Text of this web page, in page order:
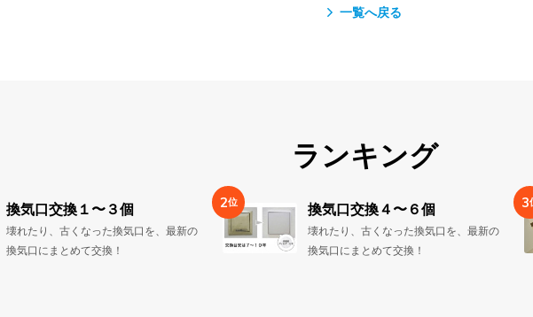
一覧へ戻る
ランキング
換気口交換１〜３個
壊れたり、古くなった換気口を、最新の
換気口にまとめて交換！
2位 換気口交換４〜６個
壊れたり、古くなった換気口を、最新の
換気口にまとめて交換！
3